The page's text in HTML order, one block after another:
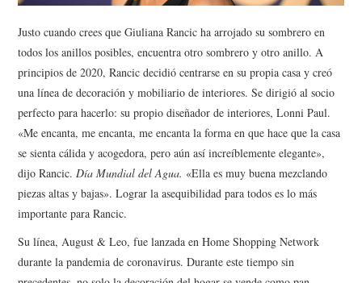
Justo cuando crees que Giuliana Rancic ha arrojado su sombrero en
todos los anillos posibles, encuentra otro sombrero y otro anillo. A
principios de 2020, Rancic decidió centrarse en su propia casa y creó
una línea de decoración y mobiliario de interiores. Se dirigió al socio
perfecto para hacerlo: su propio diseñador de interiores, Lonni Paul.
«Me encanta, me encanta, me encanta la forma en que hace que la casa
se sienta cálida y acogedora, pero aún así increíblemente elegante»,
dijo Rancic.Día Mundial del Agua. «Ella es muy buena mezclando
piezas altas y bajas». Lograr la asequibilidad para todos es lo más
importante para Rancic.
Su línea, August & Leo, fue lanzada en Home Shopping Network
durante la pandemia de coronavirus. Durante este tiempo sin